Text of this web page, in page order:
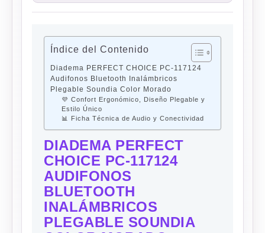
Índice del Contenido
Diadema PERFECT CHOICE PC-117124
Audifonos Bluetooth Inalámbricos
Plegable Soundia Color Morado
💜 Confort Ergonómico, Diseño Plegable y
Estilo Único
📊 Ficha Técnica de Audio y Conectividad
DIADEMA PERFECT
CHOICE PC-117124
AUDIFONOS
BLUETOOTH
INALÁMBRICOS
PLEGABLE SOUNDIA